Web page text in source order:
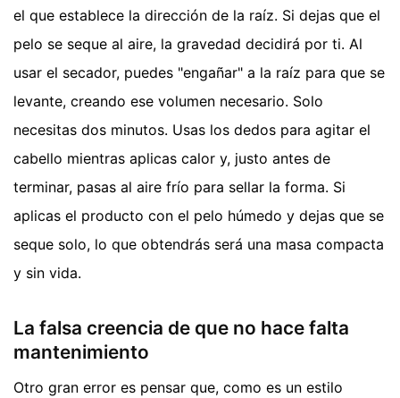
el que establece la dirección de la raíz. Si dejas que el
pelo se seque al aire, la gravedad decidirá por ti. Al
usar el secador, puedes "engañar" a la raíz para que se
levante, creando ese volumen necesario. Solo
necesitas dos minutos. Usas los dedos para agitar el
cabello mientras aplicas calor y, justo antes de
terminar, pasas al aire frío para sellar la forma. Si
aplicas el producto con el pelo húmedo y dejas que se
seque solo, lo que obtendrás será una masa compacta
y sin vida.
La falsa creencia de que no hace falta
mantenimiento
Otro gran error es pensar que, como es un estilo